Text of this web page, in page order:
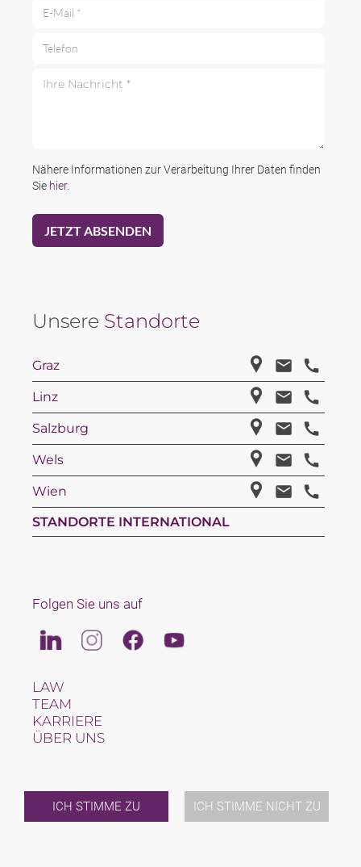
ICH STIMME ZU ICH STIMME NICHT ZU
Nähere Informationen zur Verarbeitung Ihrer Daten finden
Sie hier.
Unsere Standorte
Graz
Linz
Salzburg
Wels
Wien
STANDORTE INTERNATIONAL
Folgen Sie uns auf
LinkedinInstagramFacebookYoutube
LAW
TEAM
KARRIERE
ÜBER UNS
VERANSTALTUNGEN
KONTAKT